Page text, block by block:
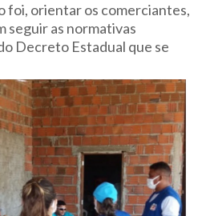
foi, orientar os comerciantes,
seguir as normativas
Decreto Estadual que se